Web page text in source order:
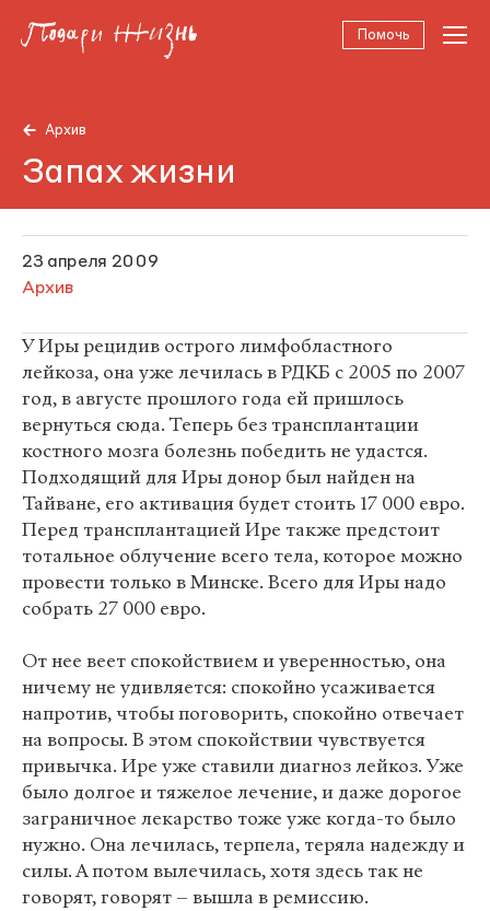
Помочь
Архив
Запах жизни
23 апреля 2009
Архив
У Иры рецидив острого лимфобластного
лейкоза, она уже лечилась в РДКБ с 2005 по 2007
год, в августе прошлого года ей пришлось
вернуться сюда. Теперь без трансплантации
костного мозга болезнь победить не удастся.
Подходящий для Иры донор был найден на
Тайване, его активация будет стоить 17 000 евро.
Перед трансплантацией Ире также предстоит
тотальное облучение всего тела, которое можно
провести только в Минске. Всего для Иры надо
собрать 27 000 евро.
От нее веет спокойствием и уверенностью, она
ничему не удивляется: спокойно усаживается
напротив, чтобы поговорить, спокойно отвечает
на вопросы. В этом спокойствии чувствуется
привычка. Ире уже ставили диагноз лейкоз. Уже
было долгое и тяжелое лечение, и даже дорогое
заграничное лекарство тоже уже когда-то было
нужно. Она лечилась, терпела, теряла надежду и
силы. А потом вылечилась, хотя здесь так не
говорят, говорят – вышла в ремиссию.